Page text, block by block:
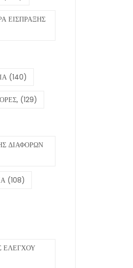
ΕΙΣΠΡΑΞΗΣ
(140)
(129)
ΔΙΑΦΟΡΩΝ
(108)
ΕΛΕΓΧΟΥ